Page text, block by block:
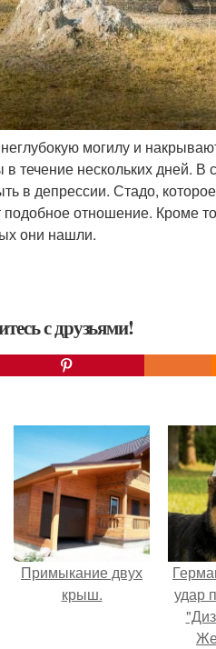
могилу и
в течение нескольких дней.
в депрессии. Стадо,
подобное отношение. Кроме
они нашли.
с друзьями!
Примыкание двух
крыш.
удар